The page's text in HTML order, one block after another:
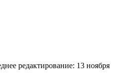
редактирование: 13 ноября